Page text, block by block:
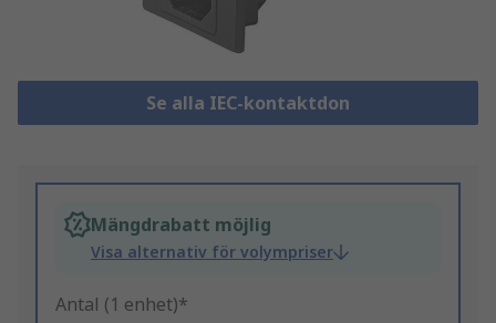
Se alla IEC-kontaktdon
Mängdrabatt möjlig
Visa alternativ för volympriser
Antal (1 enhet)*